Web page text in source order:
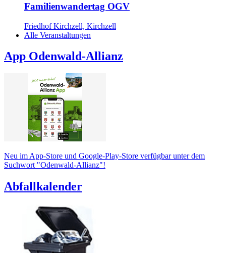
Familienwandertag OGV
Friedhof Kirchzell, Kirchzell
Alle Veranstaltungen
App Odenwald-Allianz
Neu im App-Store und Google-Play-Store verfügbar unter dem
Suchwort "Odenwald-Allianz"!
Abfallkalender